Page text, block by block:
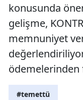
konusunda
gelişme,
memnuniyet
ödemelerinden
#temettü